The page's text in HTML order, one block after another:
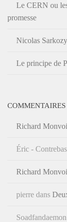
Le CERN ou
promesse
Nicolas
Le principe de
COMMENTAIRES
Richard
Éric -
Richard
pierre dans
Soadfandaemon